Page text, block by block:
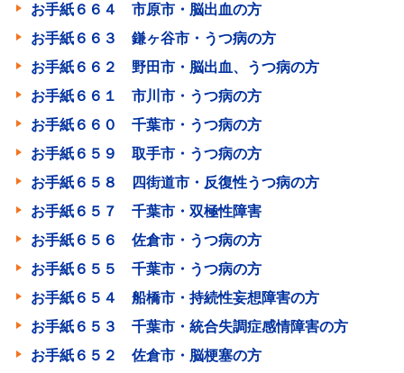
お手紙６６４ 市原市・脳出血の方
お手紙６６３ 鎌ヶ谷市・うつ病の方
お手紙６６２ 野田市・脳出血、うつ病の方
お手紙６６１ 市川市・うつ病の方
お手紙６６０ 千葉市・うつ病の方
お手紙６５９ 取手市・うつ病の方
お手紙６５８ 四街道市・反復性うつ病の方
お手紙６５７ 千葉市・双極性障害
お手紙６５６ 佐倉市・うつ病の方
お手紙６５５ 千葉市・うつ病の方
お手紙６５４ 船橋市・持続性妄想障害の方
お手紙６５３ 千葉市・統合失調症感情障害の方
お手紙６５２ 佐倉市・脳梗塞の方